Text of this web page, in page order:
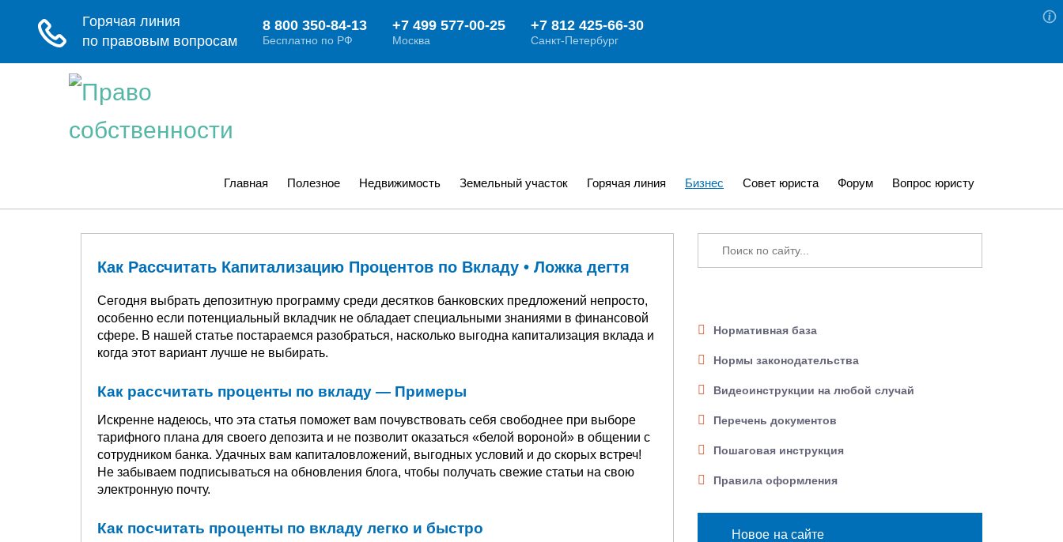
Главная Полезное Недвижимость Земельный участок Горячая линия Бизнес Совет юриста Форум Вопрос юристу
Как Рассчитать Капитализацию Процентов по Вкладу • Ложка дегтя
Сегодня выбрать депозитную программу среди десятков банковских предложений непросто,
особенно если потенциальный вкладчик не обладает специальными знаниями в финансовой
сфере. В нашей статье постараемся разобраться, насколько выгодна капитализация вклада и
когда этот вариант лучше не выбирать.
Как рассчитать проценты по вкладу — Примеры
Искренне надеюсь, что эта статья поможет вам почувствовать себя свободнее при выборе
тарифного плана для своего депозита и не позволит оказаться «белой вороной» в общении с
сотрудником банка. Удачных вам капиталовложений, выгодных условий и до скорых встреч!
Не забываем подписываться на обновления блога, чтобы получать свежие статьи на свою
электронную почту.
Как посчитать проценты по вкладу легко и быстро
Нормативная база
Нормы законодательства
Видеоинструкции на любой случай
Перечень документов
Пошаговая инструкция
Правила оформления
Новое на сайте